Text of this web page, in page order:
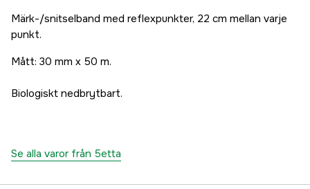
Märk-/snitselband med reflexpunkter, 22 cm mellan varje
punkt.
Mått: 30 mm x 50 m.
Biologiskt nedbrytbart.
Se alla varor från 5etta